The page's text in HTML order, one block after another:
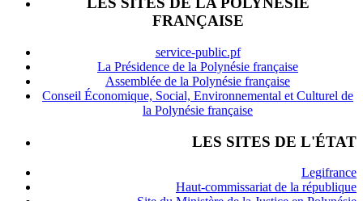
FRANÇAISE
service-public.pf
La Présidence de la Polynésie française
Assemblée de la Polynésie française
Conseil Économique, Social, Environnemental et Culturel de
la Polynésie française
LES SITES DE L'ÉTAT
Legifrance
Haut-commissariat de la république